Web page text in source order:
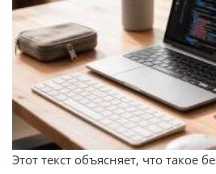
Этот текст объясняет, что такое